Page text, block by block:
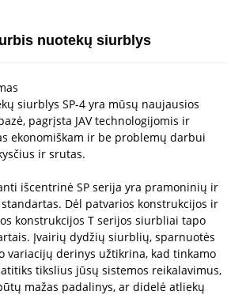
nuotekų siurblys
siurblys SP-4 yra mūsų naujausios
pagrįsta JAV technologijomis ir
ekonomiškam ir be problemų darbui
ir srutas.
išcentrinė SP serija yra pramoninių ir
Dėl patvarios konstrukcijos ir
konstrukcijos T serijos siurbliai tapo
Įvairių dydžių siurblių, sparnuotės
variacijų derinys užtikrina, kad tinkamo
tikslius jūsų sistemos reikalavimus,
mažas padalinys, ar didelė atliekų